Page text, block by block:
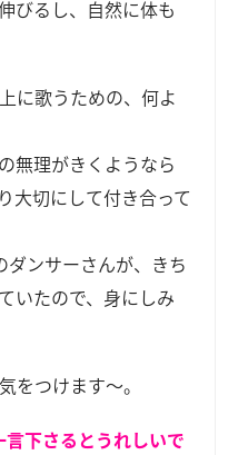
びるし、自然に体も
に歌うための、何よ
無理がきくようなら
大切にして付き合って
ンサーさんが、きち
いたので、身にしみ
をつけます～。
下さるとうれしいで